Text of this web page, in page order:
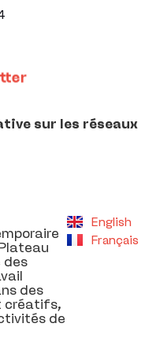
des
des
créatifs,
de
English
Français
sur les réseaux